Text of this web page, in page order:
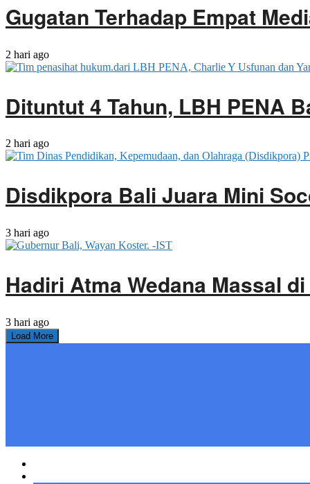
Gugatan Terhadap Empat
2 hari ago
Dituntut 4 Tahun, LBH PENA
2 hari ago
Disdikpora Bali Juara Mini
3 hari ago
Hadiri Atma Wedana Massal
3 hari ago
Load More